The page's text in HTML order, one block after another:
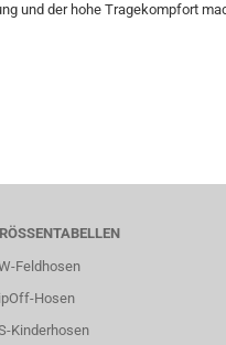
und der hohe Tragekompfort
Feldhosen
Hosen
Kinderhosen